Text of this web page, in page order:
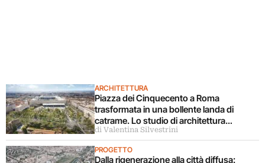
ARCHITETTURA
Piazza dei Cinquecento a Roma
trasformata in una bollente landa di
catrame. Lo studio di architettura
disconosce il progetto
di Valentina Silvestrini
PROGETTO
Dalla rigenerazione alla città diffusa: